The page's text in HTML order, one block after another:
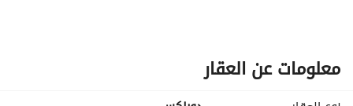
- 3 حمام
-------------------------------
معلومات عن العقار